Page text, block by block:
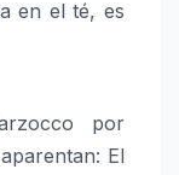
en el té, es
por
El